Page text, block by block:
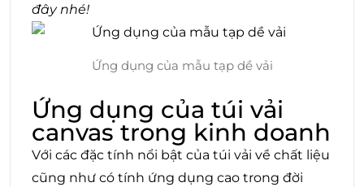
đây nhé!
Ứng dụng của mẫu tạp dề vải
Ứng dụng của túi vải
canvas trong kinh doanh
Với các đặc tính nổi bật của túi vải về chất liệu
cũng như có tính ứng dụng cao trong đời